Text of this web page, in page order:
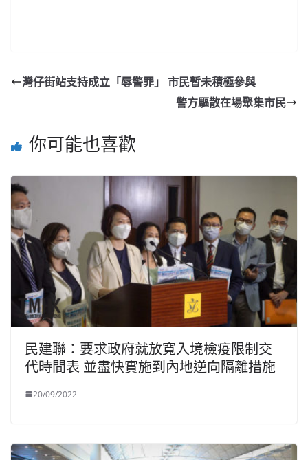
灣仔街站支持成立「辱警罪」 市民暫未積極參與
警方驅散在場聚集市民
你可能也喜歡
民建聯：要求政府就放寬入境檢疫限制交
代時間表 並盡快實施到內地逆向隔離措施
20/09/2022